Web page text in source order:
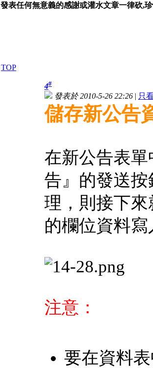
發表任何無意義的感謝或灌水文章一律砍,
TOP
4#
發表於 2010-5-26 22:26 | 只
儲存新公告
在新公告表
告』的發送按
理，則接下
的欄位資料
注意：
要在資料